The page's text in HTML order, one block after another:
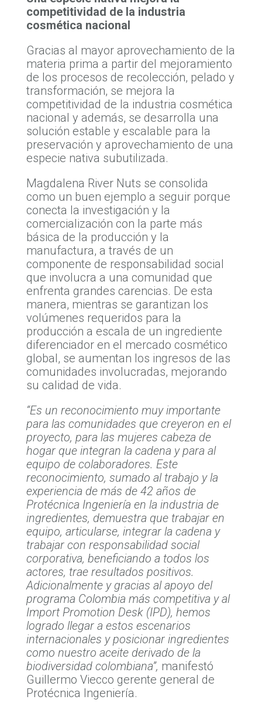
competitividad de la industria
cosmética nacional
Gracias al mayor aprovechamiento de la
materia prima a partir del mejoramiento
de los procesos de recolección, pelado y
transformación, se mejora la
competitividad de la industria cosmética
nacional y además, se desarrolla una
solución estable y escalable para la
preservación y aprovechamiento de una
especie nativa subutilizada.
Magdalena River Nuts se consolida
como un buen ejemplo a seguir porque
conecta la investigación y la
comercialización con la parte más
básica de la producción y la
manufactura, a través de un
componente de responsabilidad social
que involucra a una comunidad que
enfrenta grandes carencias. De esta
manera, mientras se garantizan los
volúmenes requeridos para la
producción a escala de un ingrediente
diferenciador en el mercado cosmético
global, se aumentan los ingresos de las
comunidades involucradas, mejorando
su calidad de vida.
“Es un reconocimiento muy importante
para las comunidades que creyeron en el
proyecto, para las mujeres cabeza de
hogar que integran la cadena y para al
equipo de colaboradores. Este
reconocimiento, sumado al trabajo y la
experiencia de más de 42 años de
Protécnica Ingeniería en la industria de
ingredientes, demuestra que trabajar en
equipo, articularse, integrar la cadena y
trabajar con responsabilidad social
corporativa, beneficiando a todos los
actores, trae resultados positivos.
Adicionalmente y gracias al apoyo del
programa Colombia más competitiva y al
Import Promotion Desk (IPD), hemos
logrado llegar a estos escenarios
internacionales y posicionar ingredientes
como nuestro aceite derivado de la
biodiversidad colombiana”, manifestó
Guillermo Viecco gerente general de
Protécnica Ingeniería.